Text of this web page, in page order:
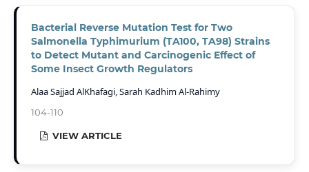
Bacterial Reverse Mutation Test for Two
Salmonella Typhimurium (TA100, TA98) Strains
to Detect Mutant and Carcinogenic Effect of
Some Insect Growth Regulators
Alaa Sajjad AlKhafagi, Sarah Kadhim Al-Rahimy
104-110
VIEW ARTICLE